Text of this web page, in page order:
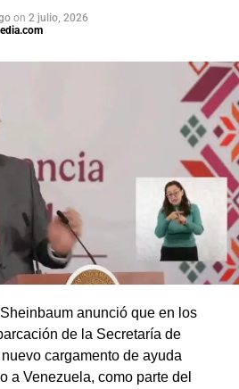
on 2 julio, 2026
anunció que en los
de la Secretaría de
cargamento de ayuda
a Venezuela, como parte del